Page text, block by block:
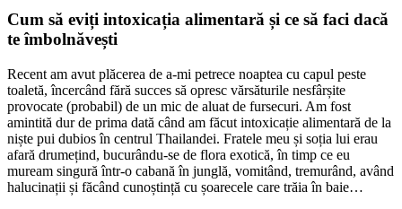
Cum să eviți intoxicația alimentară și ce să faci dacă
te îmbolnăvești
Recent am avut plăcerea de a-mi petrece noaptea cu capul peste
toaletă, încercând fără succes să opresc vărsăturile nesfârșite
provocate (probabil) de un mic de aluat de fursecuri. Am fost
amintită dur de prima dată când am făcut intoxicație alimentară de la
niște pui dubios în centrul Thailandei. Fratele meu și soția lui erau
afară drumețind, bucurându-se de flora exotică, în timp ce eu
muream singură într-o cabană în junglă, vomitând, tremurând, având
halucinații și făcând cunoștință cu șoarecele care trăia în baie…